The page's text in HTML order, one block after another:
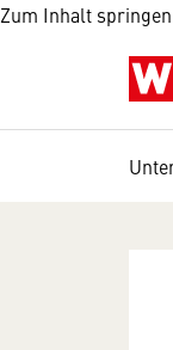
Zum Inhalt springen